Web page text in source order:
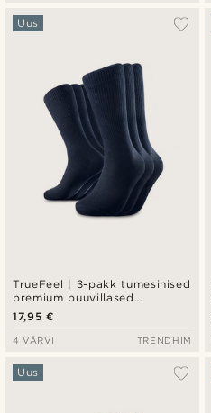
TrueFeel | 3-pakk tumesinised
premium puuvillased
tennisesokid
Uus
17,95 €
4 VÄRVI TRENDHIM
Uus